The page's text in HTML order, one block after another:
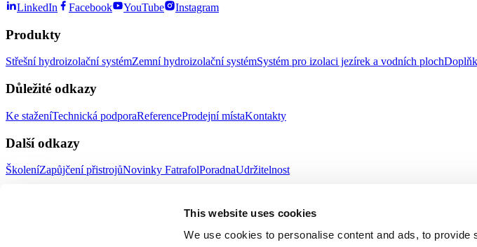
This website uses cookies
We use cookies to personalise content and ads, to
LinkedIn Facebook YouTube Instagram
Produkty
Střešní hydroizolační systémZemní hydroizolační systémSystém pro izolaci jezírek a vodních ploch
Důležité odkazy
Ke staženíTechnická podporaReferenceProdejní místaKontakty
Další odkazy
ŠkoleníZapůjčení přistrojůNovinky FatrafolPoradnaUdržitelnost